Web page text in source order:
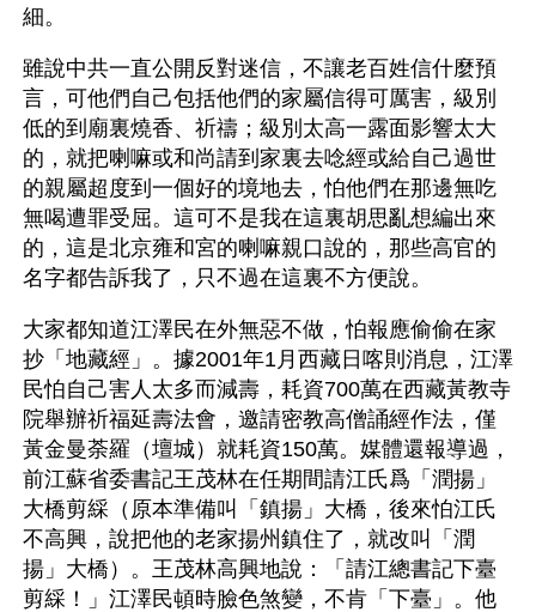
細。
雖說中共一直公開反對迷信，不讓老百姓信什麼預
言，可他們自己包括他們的家屬信得可厲害，級別
低的到廟裏燒香、祈禱；級別太高一露面影響太大
的，就把喇嘛或和尚請到家裏去唸經或給自己過世
的親屬超度到一個好的境地去，怕他們在那邊無吃
無喝遭罪受屈。這可不是我在這裏胡思亂想編出來
的，這是北京雍和宮的喇嘛親口說的，那些高官的
名字都告訴我了，只不過在這裏不方便說。
大家都知道江澤民在外無惡不做，怕報應偷偷在家
抄「地藏經」。據2001年1月西藏日喀則消息，江澤
民怕自己害人太多而減壽，耗資700萬在西藏黃教寺
院舉辦祈福延壽法會，邀請密教高僧誦經作法，僅
黃金曼荼羅（壇城）就耗資150萬。媒體還報導過，
前江蘇省委書記王茂林在任期間請江氏爲「潤揚」
大橋剪綵（原本準備叫「鎮揚」大橋，後來怕江氏
不高興，說把他的老家揚州鎮住了，就改叫「潤
揚」大橋）。王茂林高興地說：「請江總書記下臺
剪綵！」江澤民頓時臉色煞變，不肯「下臺」。他